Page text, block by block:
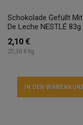
Schokolade Gefüllt
De Leche NESTLÉ 83g.
2,10 €
25,30 € Kg
IN DEN